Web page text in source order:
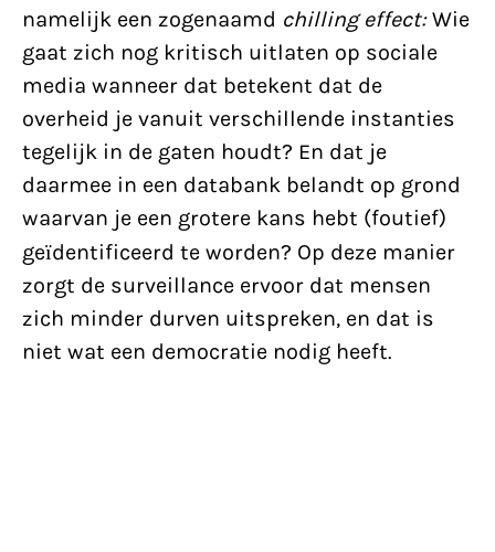
namelijk een zogenaamd chilling effect:Wie
gaat zich nog kritisch uitlaten op sociale
media wanneer dat betekent dat de
overheid je vanuit verschillende instanties
tegelijk in de gaten houdt? En dat je
daarmee in een databank belandt op grond
waarvan je een grotere kans hebt (foutief)
geїdentificeerd te worden? Op deze manier
zorgt de surveillance ervoor dat mensen
zich minder durven uitspreken, en dat is
niet wat een democratie nodig heeft.